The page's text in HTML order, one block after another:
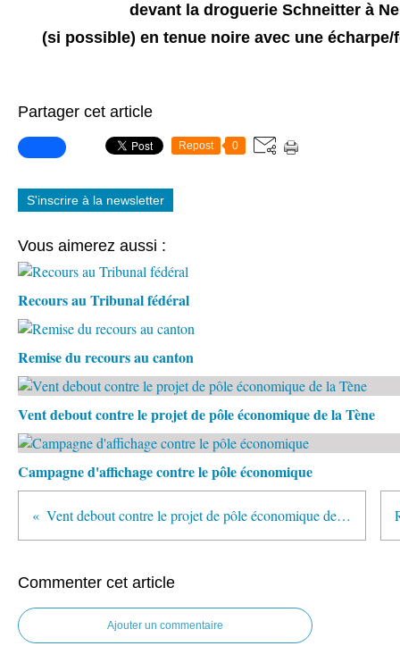
devant la droguerie Schneitter à
(si possible) en tenue noire avec une
Partager cet article
Repost 0
S'inscrire à la newsletter
Vous aimerez aussi :
Recours au Tribunal fédéral
Remise du recours au canton
Vent debout contre le projet de pôle économique de la Tène
Campagne d'affichage contre le pôle économique
Vent debout contre le projet de pôle économique de la Tène
Commenter cet article
Ajouter un commentaire